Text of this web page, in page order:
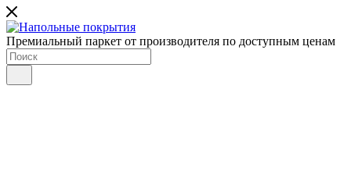
Премиальный паркет от производителя по доступным ценам